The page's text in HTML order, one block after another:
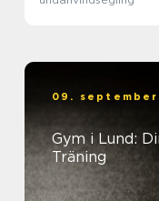
09. september
Gym i Lund:
Träning